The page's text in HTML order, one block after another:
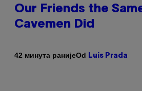
Our Friends the
Cavemen Did
42 минута ранијеOd Luis Prada